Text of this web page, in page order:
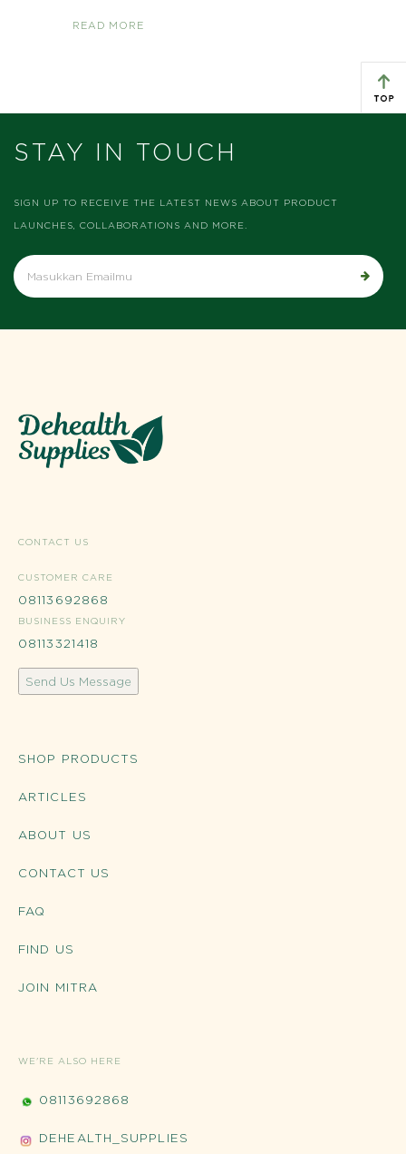
READ MORE
STAY IN TOUCH
SIGN UP TO RECEIVE THE LATEST NEWS ABOUT PRODUCT
LAUNCHES, COLLABORATIONS AND MORE.
CONTACT US
CUSTOMER CARE
08113692868
BUSINESS ENQUIRY
08113321418
Send Us Message
SHOP PRODUCTS
ARTICLES
ABOUT US
CONTACT US
FAQ
FIND US
JOIN MITRA
WE'RE ALSO HERE
08113692868
DEHEALTH_SUPPLIES